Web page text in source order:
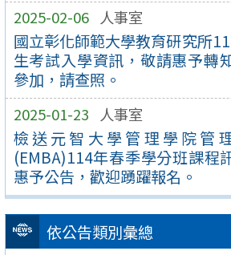
2025-02-06 人事室
國立彰化師範大學教育研究所
生考試入學資訊，敬請惠予轉
參加，請查照。
2025-01-23 人事室
檢送元智大學管理學院管
(EMBA)114年春季學分班課程
惠予公告，歡迎踴躍報名。
依公告類別彙總